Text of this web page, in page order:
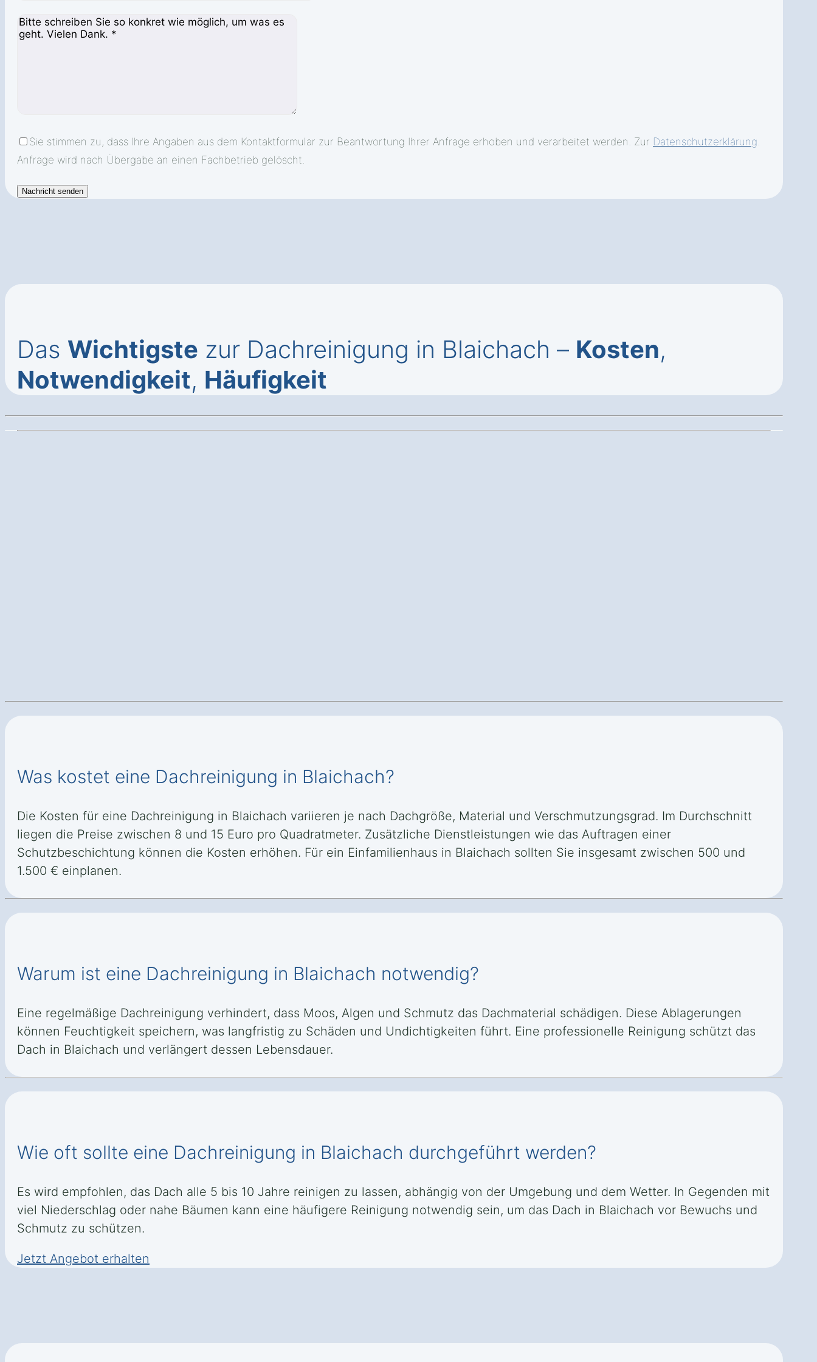
Sie stimmen zu, dass Ihre Angaben aus dem Kontaktformular zur Beantwortung Ihrer Anfrage erhoben und verarbeitet werden. Zur Datenschutzerklärung
Anfrage wird nach Übergabe an einen Fachbetrieb gelöscht.
Das Wichtigste zur Dachreinigung in Blaichach – Kosten,
Notwendigkeit, Häufigkeit
Was kostet eine Dachreinigung in Blaichach?
Die Kosten für eine Dachreinigung in Blaichach variieren je nach Dachgröße, Material und Verschmutzungsgrad. Im Durchschnitt
liegen die Preise zwischen 8 und 15 Euro pro Quadratmeter. Zusätzliche Dienstleistungen wie das Auftragen einer
Schutzbeschichtung können die Kosten erhöhen. Für ein Einfamilienhaus in Blaichach sollten Sie insgesamt zwischen 500 und
1.500 € einplanen.
Warum ist eine Dachreinigung in Blaichach notwendig?
Eine regelmäßige Dachreinigung verhindert, dass Moos, Algen und Schmutz das Dachmaterial schädigen. Diese Ablagerungen
können Feuchtigkeit speichern, was langfristig zu Schäden und Undichtigkeiten führt. Eine professionelle Reinigung schützt das
Dach in Blaichach und verlängert dessen Lebensdauer.
Wie oft sollte eine Dachreinigung in Blaichach durchgeführt werden?
Es wird empfohlen, das Dach alle 5 bis 10 Jahre reinigen zu lassen, abhängig von der Umgebung und dem Wetter. In Gegenden mit
viel Niederschlag oder nahe Bäumen kann eine häufigere Reinigung notwendig sein, um das Dach in Blaichach vor Bewuchs und
Schmutz zu schützen.
Jetzt Angebot erhalten